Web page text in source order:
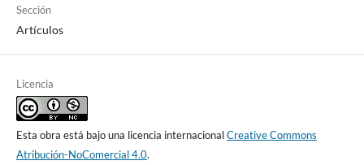
Sección
Artículos
Licencia
Esta obra está bajo una licencia internacionalCreative Commons
Atribución-NoComercial 4.0.